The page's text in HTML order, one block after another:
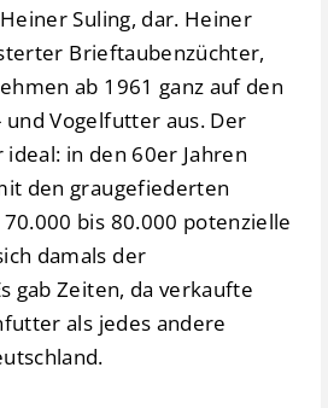
Suling, dar. Heiner
Brieftaubenzüchter,
ab 1961 ganz auf den
und Vogelfutter aus. Der
in den 60er Jahren
den graugefiederten
bis 80.000 potenzielle
damals der
gab Zeiten, da verkaufte
als jedes andere